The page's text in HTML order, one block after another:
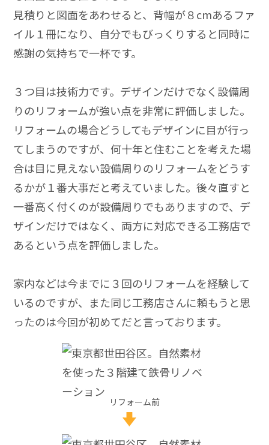
見積りと図面をあわせると、背幅が８cmあるファ
イル１冊になり、自分でもびっくりすると同時に
感謝の気持ちで一杯です。
３つ目は技術力です。デザインだけでなく設備周
りのリフォームが強い点を非常に評価しました。
リフォームの場合どうしてもデザインに目が行っ
てしまうのですが、何十年と住むことを考えた場
合は目に見えない設備周りのリフォームをどうす
るかが１番大事だと考えていました。後々直すと
一番高く付くのが設備周りでもありますので、デ
ザインだけではなく、両方に対応できる工務店で
あるという点を評価しました。
家内などは今までに３回のリフォームを経験して
いるのですが、また同じ工務店さんに頼もうと思
ったのは今回が初めてだと言っております。
リフォーム前